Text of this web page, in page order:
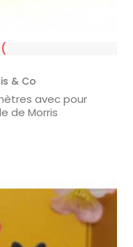
& Co
avec pour
de Morris